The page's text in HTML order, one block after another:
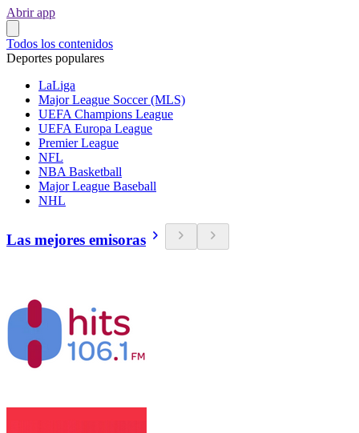
Abrir app
Todos los contenidos
Deportes populares
LaLiga
Major League Soccer (MLS)
UEFA Champions League
UEFA Europa League
Premier League
NFL
NBA Basketball
Major League Baseball
NHL
Las mejores emisoras